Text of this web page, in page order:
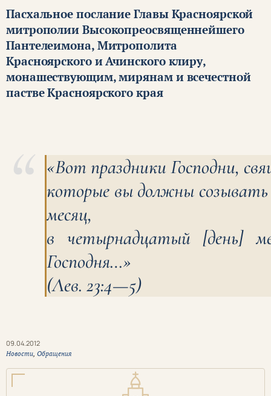
Пасхальное послание Главы Красноярской
митрополии Высокопреосвященнейшего
Пантелеимона, Митрополита
Красноярского и Ачинского клиру,
монашествующим, мирянам и всечестной
пастве Красноярского края
«Вот праздники Господни,
которые вы должны созывать
месяц,
в четырнадцатый [день]
Господня…»
(Лев. 23:4—5)
09.04.2012
Новости, Обращения